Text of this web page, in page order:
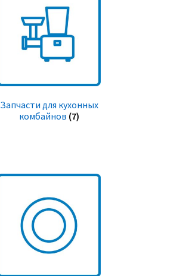
Запчасти для кухонных
комбайнов (7)